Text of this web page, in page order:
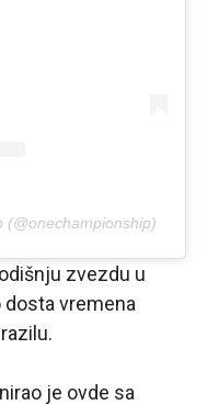
(@onechampionship)
zvezdu u
vremena
je ovde sa